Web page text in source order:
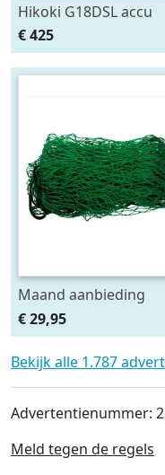
Hikoki G18DSL accu
haakse slijper (2x5Ah +
HSCII)
€ 425
Maand aanbieding
Afdeknet 4x2 mtr maas
4.5 x 4.5 cm
€ 29,95
Bekijk alle 1.787
Advertentienummer:
Meld tegen de regels